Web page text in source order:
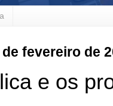
fevereiro de
e os